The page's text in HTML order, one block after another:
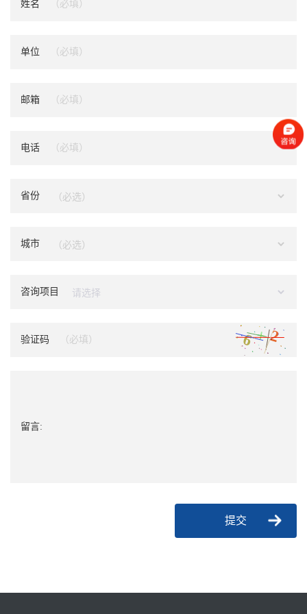
姓名
单位
邮箱
电话
省份
城市
咨询项目
验证码
留言:
提交